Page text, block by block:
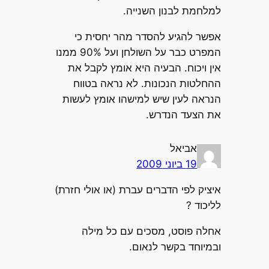
למלחמת לבנון השנייה.
אפשר להגיע להסדר מהר יחסית כי
המפרט כבר על השולחן ועל 90% ממנו
אין ויכוח. הבעיה היא אומץ לקבל את
ההחלטות הנכונות. לא נראה בטווח
הנראה לעין שיש למישהו אומץ לעשות
את הצעד הנדרש.
אביאל
19 ביוני 2009
איציק לפי הדברים עברת (או אולי חזרת)
לליכוד ?
אחלה פוסט, מסכים עם כל מילה
ובמיוחד בקשר לנאום.